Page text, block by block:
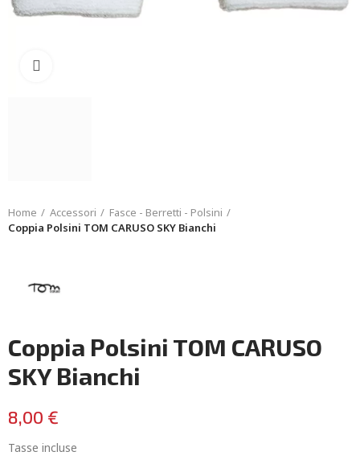
Home Accessori
Fasce - Berretti - Polsini
Coppia Polsini TOM CARUSO SKY Bianchi
Coppia Polsini TOM CARUSO
SKY Bianchi
8,00 €
Tasse incluse